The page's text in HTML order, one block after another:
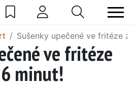
Sušenky upečené ve fritéze
ve fritéze
minut!